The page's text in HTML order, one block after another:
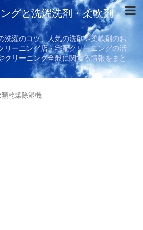
グと洗濯洗剤・柔軟剤
洗濯のコツ、人気の洗剤や柔軟剤のお
リーニング店・宅配クリーニングの活
クリーニング全般に関する情報をまと
乾燥除湿機